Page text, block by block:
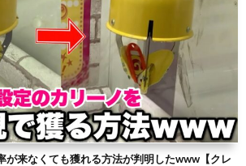
が来なくても獲れる方法が判明したwww【クレ